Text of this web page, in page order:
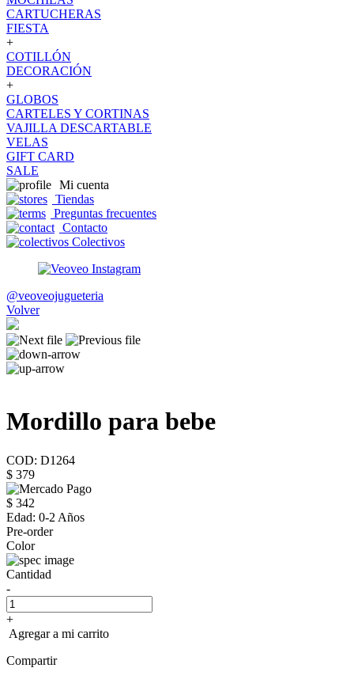
CARTUCHERAS
FIESTA
+
COTILLÓN
DECORACIÓN
+
GLOBOS
CARTELES Y CORTINAS
VAJILLA DESCARTABLE
VELAS
GIFT CARD
SALE
Mi cuenta
Tiendas
Preguntas frecuentes
Contacto
Colectivos
@veoveojugueteria
Volver
Mordillo para bebe
COD: D1264
$ 379
$ 342
Edad: 0-2 Años
Pre-order
Color
Cantidad
-
+
Agregar a mi carrito
Compartir